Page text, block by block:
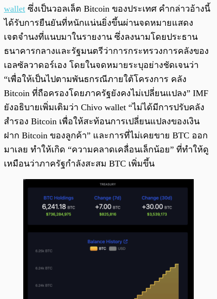
wallet ซึ่งเป็นวอลเล็ต Bitcoin ของประเทศ คำกล่าวอ้างนี้
ได้รับการยืนยันที่หนักแน่นยิ่งขึ้นผ่านจดหมายแสดง
เจตจำนงที่แนบมาในรายงาน ซึ่งลงนามโดยประธาน
ธนาคารกลางและรัฐมนตรีว่าการกระทรวงการคลังของ
เอลซัลวาดอร์เอง โดยในจดหมายระบุอย่างชัดเจนว่า
“เพื่อให้เป็นไปตามพันธกรณีภายใต้โครงการ คลัง
Bitcoin ที่ถือครองโดยภาครัฐยังคงไม่เปลี่ยนแปลง” IMF
ยังอธิบายเพิ่มเติมว่า Chivo wallet “ไม่ได้มีการปรับคลัง
สำรอง Bitcoin เพื่อให้สะท้อนการเปลี่ยนแปลงของเงิน
ฝาก Bitcoin ของลูกค้า” และการที่ไม่เคยขาย BTC ออก
มาเลย ทำให้เกิด “ความคลาดเคลื่อนเล็กน้อย” ที่ทำให้ดู
เหมือนว่าภาครัฐกำลังสะสม BTC เพิ่มขึ้น